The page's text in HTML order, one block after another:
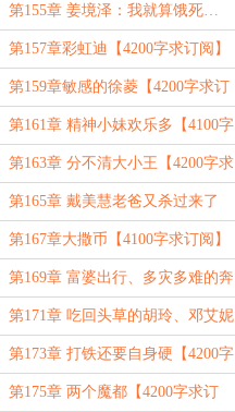
阅】
第155章 姜境泽：我就算饿死…
【4000字求订阅】
第157章彩虹迪【4200字求订阅】
第159章敏感的徐菱【4200字求订
阅】
第161章 精神小妹欢乐多【4100字
求订阅】
第163章 分不清大小王【4200字求
订阅】
第165章 戴美慧老爸又杀过来了
【4300字求订阅】
第167章大撒币【4100字求订阅】
第169章 富婆出行、多灾多难的奔
驰【4000字求订阅】
第171章 吃回头草的胡玲、邓艾妮
的提醒【4500字求订阅】
第173章 打铁还要自身硬【4200字
求订阅】
第175章 两个魔都【4200字求订